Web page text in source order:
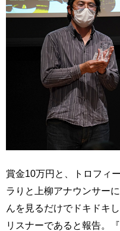
賞金10万円と、トロフィ
ラりと上柳アナウンサー
んを見るだけでドキドキ
リスナーであると報告。